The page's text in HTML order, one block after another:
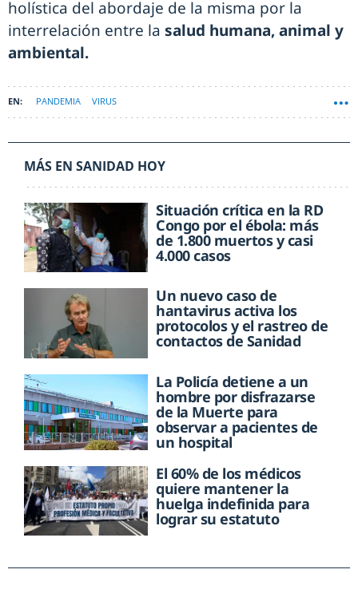
holística del abordaje de la misma por la
interrelación entre la salud humana, animal y
ambiental.
PANDEMIA VIRUS
MÁS EN SANIDAD HOY
Situación crítica en la RD
Congo por el ébola: más
de 1.800 muertos y casi
4.000 casos
Un nuevo caso de
hantavirus activa los
protocolos y el rastreo de
contactos de Sanidad
La Policía detiene a un
hombre por disfrazarse
de la Muerte para
observar a pacientes de
un hospital
El 60% de los médicos
quiere mantener la
huelga indefinida para
lograr su estatuto